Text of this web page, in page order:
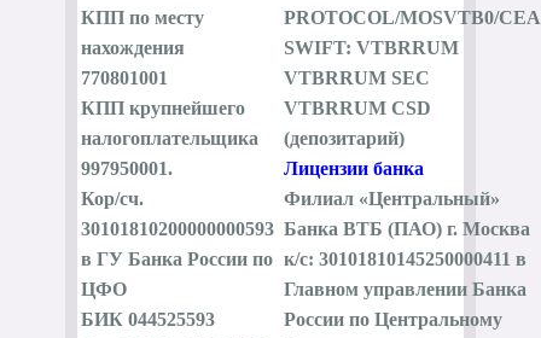
КПП по месту
нахождения
770801001
КПП крупнейшего
налогоплательщика
997950001.
Кор/сч.
30101810200000000593
в ГУ Банка России по
ЦФО
БИК 044525593
PROTOCOL/MOSVTB0/CEA
SWIFT: VTBRRUM
VTBRRUM SEC
VTBRRUM CSD
(депозитарий)
Лицензии банка
Филиал «Центральный»
Банка ВТБ (ПАО) г. Москва
к/с: 30101810145250000411 в
Главном управлении Банка
России по Центральному